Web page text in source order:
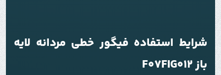
شرایط استفاده فیگور خطی مردانه لایه
باز F07FIG012